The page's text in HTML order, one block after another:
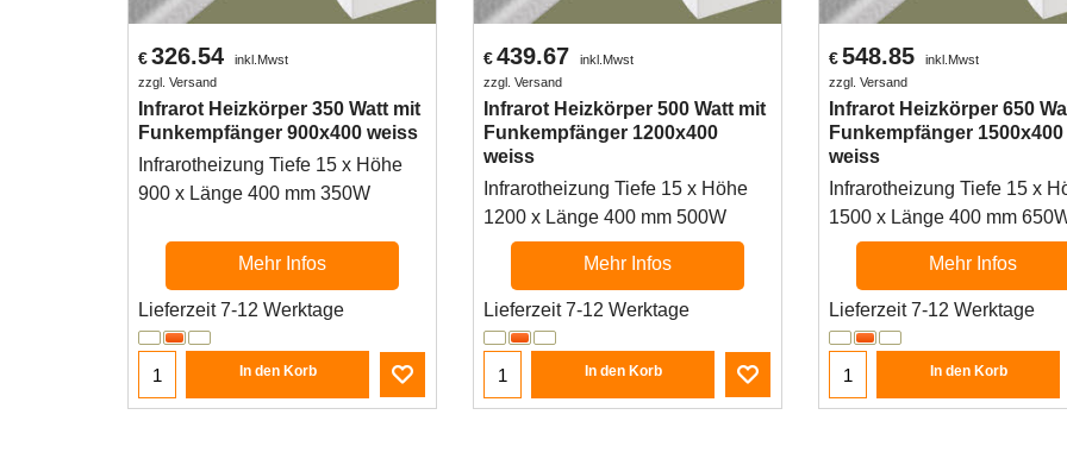
€326.54
inkl.Mwst
zzgl. Versand
Infrarot Heizkörper 350 Watt mit
Funkempfänger 900x400 weiss
Infrarotheizung Tiefe 15 x Höhe
900 x Länge 400 mm 350W
Mehr Infos
Lieferzeit 7-12 Werktage
In den Korb
€439.67
inkl.Mwst
zzgl. Versand
Infrarot Heizkörper 500 Watt mit
Funkempfänger 1200x400
weiss
Infrarotheizung Tiefe 15 x Höhe
1200 x Länge 400 mm 500W
Mehr Infos
Lieferzeit 7-12 Werktage
In den Korb
€548.85
inkl.Mwst
zzgl. Versand
Infrarot Heizkörper 650
Funkempfänger 1500x400
weiss
Infrarotheizung Tiefe 15 x
1500 x Länge 400 mm
Mehr Infos
Lieferzeit 7-12 Werktage
In den Korb